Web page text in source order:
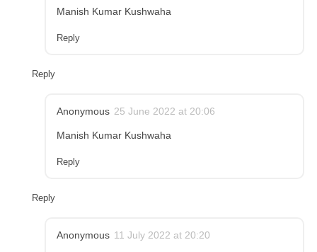
Manish Kumar Kushwaha
Reply
Reply
Anonymous 25 June 2022 at 20:06
Manish Kumar Kushwaha
Reply
Reply
Anonymous 11 July 2022 at 20:20